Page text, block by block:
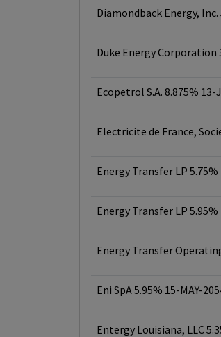
Diamondback Energy,
Duke Energy Corporation
Ecopetrol S.A. 8.875% 13-
Electricite de France,
Energy Transfer LP 5.75%
Energy Transfer LP 5.95%
Energy Transfer
Eni SpA 5.95% 15-MAY-
Entergy Louisiana, LLC